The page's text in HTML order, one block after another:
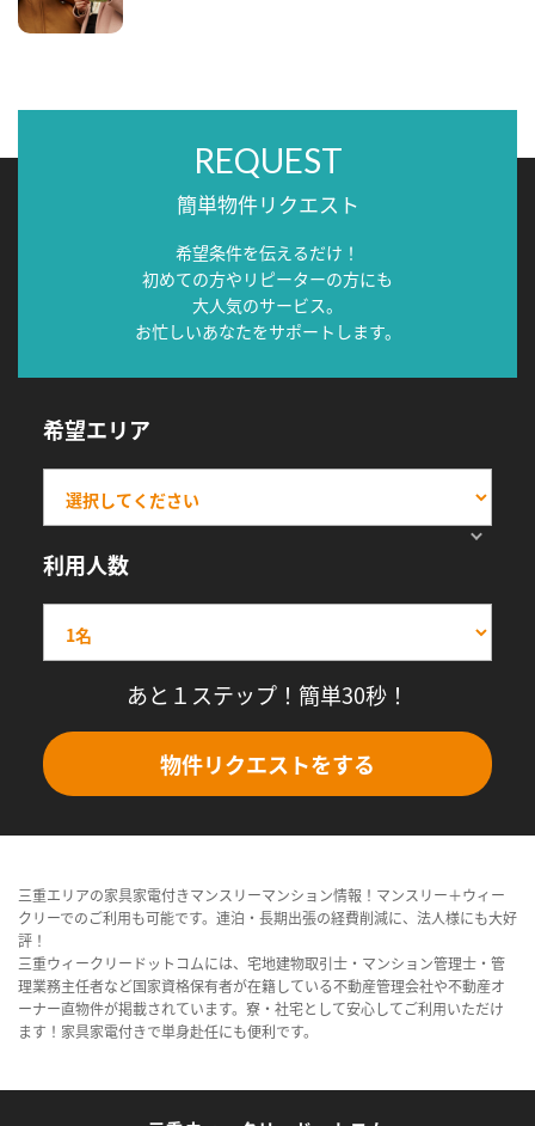
REQUEST
簡単物件リクエスト
希望条件を伝えるだけ！
初めての方やリピーターの方にも
大人気のサービス。
お忙しいあなたをサポートします。
希望エリア
利用人数
あと１ステップ！簡単30秒！
物件リクエストをする
三重エリアの家具家電付きマンスリーマンション情報！マンスリー＋ウィー
クリーでのご利用も可能です。連泊・長期出張の経費削減に、法人様にも大好
評！
三重ウィークリードットコムには、宅地建物取引士・マンション管理士・管
理業務主任者など国家資格保有者が在籍している不動産管理会社や不動産オ
ーナー直物件が掲載されています。寮・社宅として安心してご利用いただけ
ます！家具家電付きで単身赴任にも便利です。